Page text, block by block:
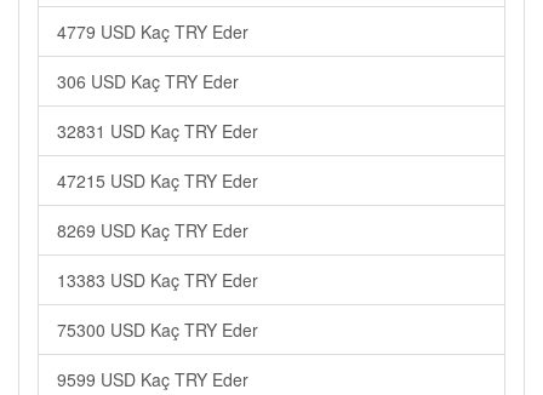
4779 USD Kaç TRY Eder
306 USD Kaç TRY Eder
32831 USD Kaç TRY Eder
47215 USD Kaç TRY Eder
8269 USD Kaç TRY Eder
13383 USD Kaç TRY Eder
75300 USD Kaç TRY Eder
9599 USD Kaç TRY Eder